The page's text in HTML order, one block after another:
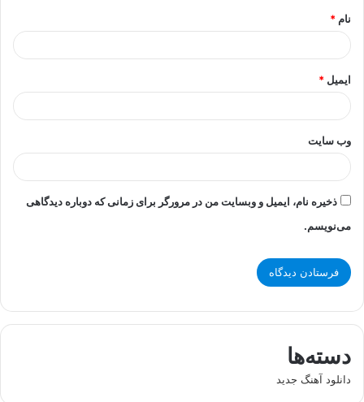
نام *
ایمیل *
وب‌ سایت
ذخیره نام، ایمیل و وبسایت من در مرورگر برای زمانی که دوباره دیدگاهی
می‌نویسم.
دسته‌ها
دانلود آهنگ جدید